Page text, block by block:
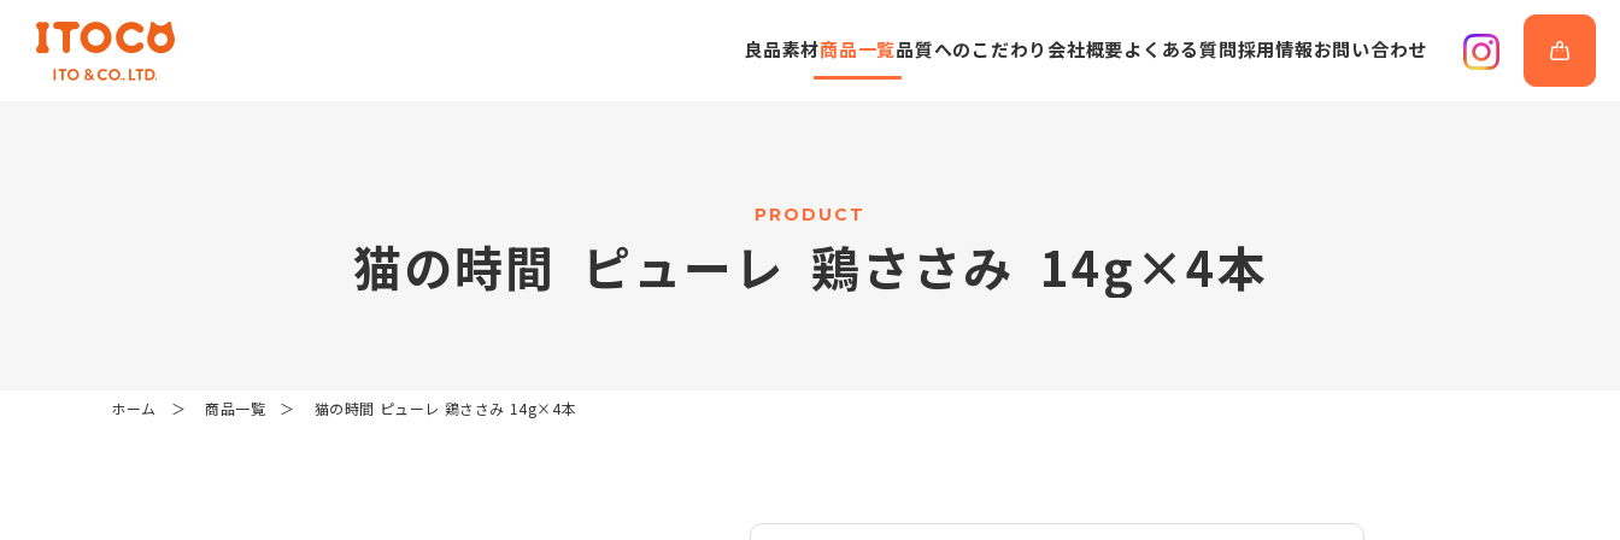
良品素材商品一覧品質へのこだわり 会社概要よくある質問採用情報お問い合わせ
PRO D U C T
猫の時間 ピュー レ 鶏さ さみ 14g×4本
ホーム 商品一覧 猫の時間 ピューレ 鶏ささみ 14g×4本